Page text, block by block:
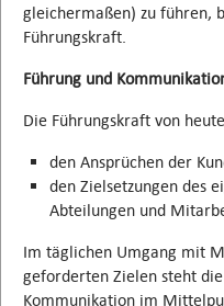
gleichermaßen) zu führen,
Führungskraft.
Führung und
Die Führungskraft von
den Ansprüchen der
den Zielsetzungen des
Abteilungen und
Im täglichen Umgang mit
geforderten Zielen steht
Kommunikation im